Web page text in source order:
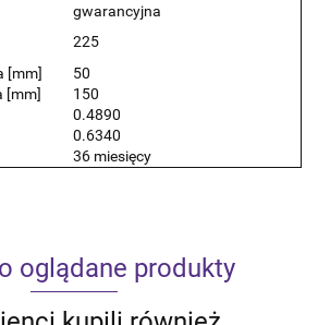
gwarancyjna
225
[mm]
50
[mm]
150
0.4890
0.6340
36 miesięcy
oglądane produkty